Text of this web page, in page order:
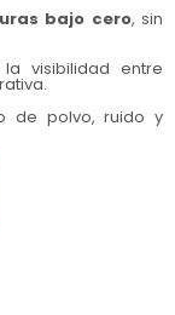
bajo cero, sin
visibilidad entre
de polvo, ruido y